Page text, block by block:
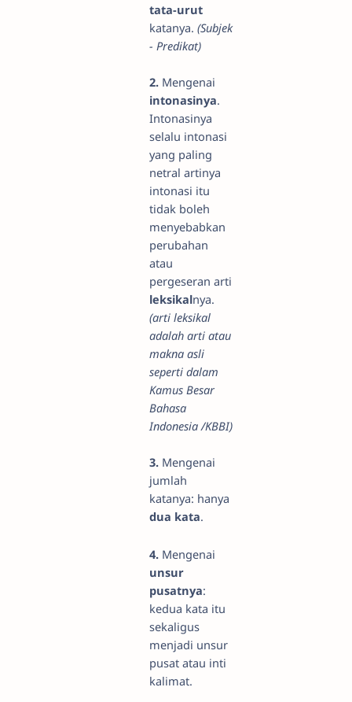
tata-urut
katanya. (Subjek
- Predikat)
2. Mengenai
intonasinya.
Intonasinya
selalu intonasi
yang paling
netral artinya
intonasi itu
tidak boleh
menyebabkan
perubahan
atau
pergeseran arti
leksikalnya.
(arti leksikal
adalah arti atau
makna asli
seperti dalam
Kamus Besar
Bahasa
Indonesia /KBBI)
3. Mengenai
jumlah
katanya: hanya
dua kata.
4. Mengenai
unsur
pusatnya:
kedua kata itu
sekaligus
menjadi unsur
pusat atau inti
kalimat.